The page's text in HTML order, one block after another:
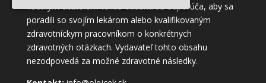
Všetkým čitateľom tohto obsahu sa odporúča, aby sa
poradili so svojím lekárom alebo kvalifikovaným
zdravotníckym pracovníkom o konkrétnych
zdravotných otázkach. Vydavateľ tohto obsahu
nezodpovedá za možné zdravotné následky.